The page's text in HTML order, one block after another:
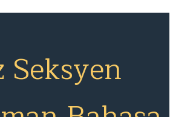
Seksyen